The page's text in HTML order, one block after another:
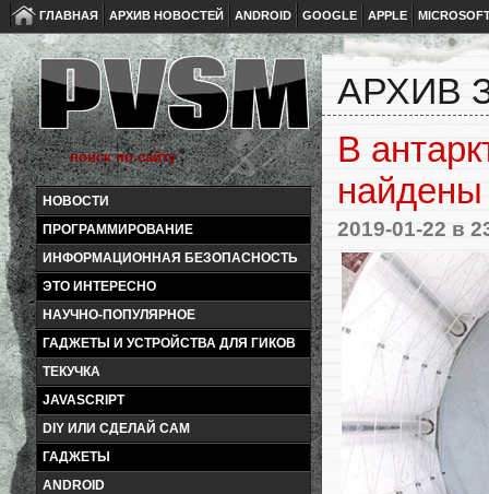
ГЛАВНАЯ АРХИВ НОВОСТЕЙ ANDROID GOOGLE APPLE
НОВОСТИ
ПРОГРАММИРОВАНИЕ
ИНФОРМАЦИОННАЯ БЕЗОПАСНОСТЬ
ЭТО ИНТЕРЕСНО
НАУЧНО-ПОПУЛЯРНОЕ
ГАДЖЕТЫ И УСТРОЙСТВА ДЛЯ ГИКОВ
ТЕКУЧКА
JAVASCRIPT
DIY ИЛИ СДЕЛАЙ САМ
ГАДЖЕТЫ
ANDROID
АРХИВ
В
2019-01-22 в